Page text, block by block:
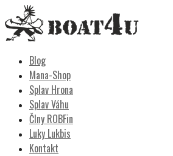
to
content
Blog
Mana-Shop
Splav Hrona
Splav Váhu
Člny ROBFin
Luky Lukbis
Kontakt